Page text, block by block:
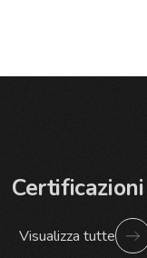
Visualizza tutte